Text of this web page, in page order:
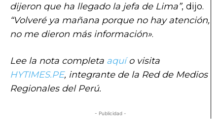
dijeron que ha llegado la jefa de Lima”, dijo.
“Volveré ya mañana porque no hay atención,
no me dieron más información».
Lee la nota completa aquío visita
HYTIMES.PE, integrante de la Red de Medios
Regionales del Perú.
- Publicidad -